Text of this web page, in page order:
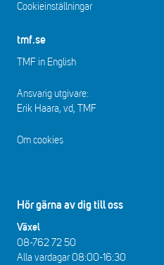
Cookieinställningar
tmf.se
TMF in English
Ansvarig utgivare:
Erik Haara, vd, TMF
Om cookies
Hör gärna av dig till oss
Växel
08-762 72 50
Alla vardagar 08:00-16:30​​